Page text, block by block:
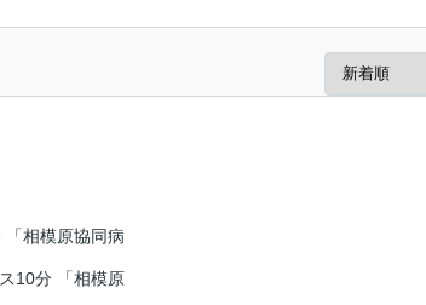
「相模原協同病
10分 「相模原